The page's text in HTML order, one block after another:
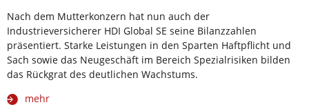
Nach dem Mutterkonzern hat nun auch der
Industrieversicherer HDI Global SE seine Bilanzzahlen
präsentiert. Starke Leistungen in den Sparten Haftpflicht und
Sach sowie das Neugeschäft im Bereich Spezialrisiken bilden
das Rückgrat des deutlichen Wachstums.
mehr